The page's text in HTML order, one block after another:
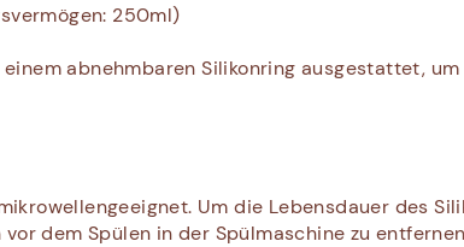
250ml)
abnehmbaren Silikonring ausgestattet,
Um die Lebensdauer des
dem Spülen in der Spülmaschine zu